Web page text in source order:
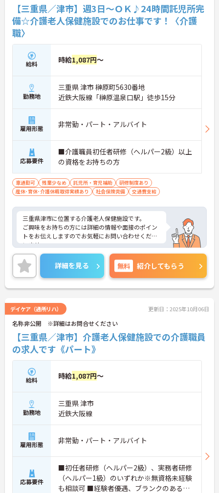
【三重県／津市】週3日～ＯＫ♪24時間託児所完
備☆介護老人保健施設でのお仕事です！〈介護
職〉
給料 時給1,087円～
勤務地
三重県 津市 榊原町5630番地
近鉄大阪線「榊原温泉口駅」徒歩15分
雇用形態 非常勤・パート・アルバイト
応募要件
■介護職員初任者研修（ヘルパー2級）以上
の資格をお持ちの方
車通勤可 残業少なめ 託児所・育児補助
研修制度あり
産休･育休･介護休暇取得実績あり
社会保険完備 交通費支給
三重県津市に位置する介護老人保健施設です。
ご興味をお持ちの方には詳細の情報や面接のポイン
トをお伝えしますのでお気軽にお問い合わせくださ
いませ。
詳細を見る 無料 紹介してもらう
デイケア（通所リハ） 更新日：2025年10月06日
名称非公開 ※詳細はお問合せください
【三重県／津市】介護老人保健施設での介護職員
の求人です《パート》
給料 時給1,087円～
勤務地
三重県 津市
近鉄大阪線
雇用形態 非常勤・パート・アルバイト
応募要件
■初任者研修（ヘルパー2級）、実務者研修
（ヘルパー1級）のいずれか※無資格未経験
も相談可 ■経験者優遇、ブランクのある方